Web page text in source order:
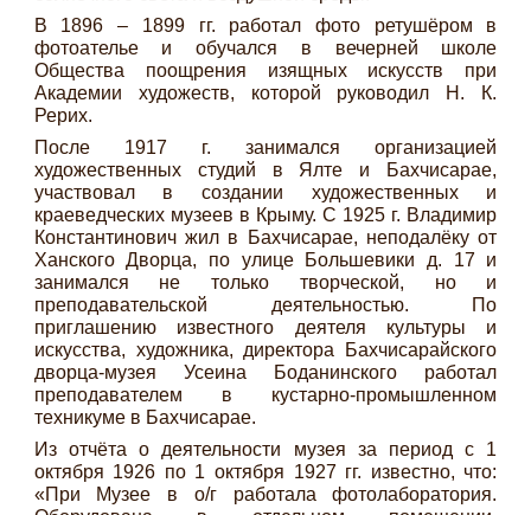
В 1896 – 1899 гг. работал фото ретушёром в
фотоателье и обучался в вечерней школе
Общества поощрения изящных искусств при
Академии художеств, которой руководил Н. К.
Рерих.
После 1917 г. занимался организацией
художественных студий в Ялте и Бахчисарае,
участвовал в создании художественных и
краеведческих музеев в Крыму. С 1925 г. Владимир
Константинович жил в Бахчисарае, неподалёку от
Ханского Дворца, по улице Большевики д. 17 и
занимался не только творческой, но и
преподавательской деятельностью. По
приглашению известного деятеля культуры и
искусства, художника, директора Бахчисарайского
дворца-музея Усеина Боданинского работал
преподавателем в кустарно-промышленном
техникуме в Бахчисарае.
Из отчёта о деятельности музея за период с 1
октября 1926 по 1 октября 1927 гг. известно, что:
«При Музее в о/г работала фотолаборатория.